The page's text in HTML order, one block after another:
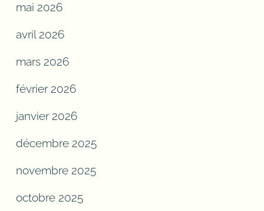
mai 2026
avril 2026
mars 2026
février 2026
janvier 2026
décembre 2025
novembre 2025
octobre 2025